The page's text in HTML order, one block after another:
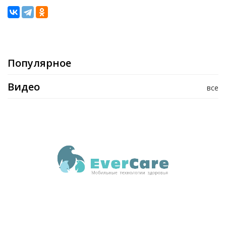
Популярное
все
Видео